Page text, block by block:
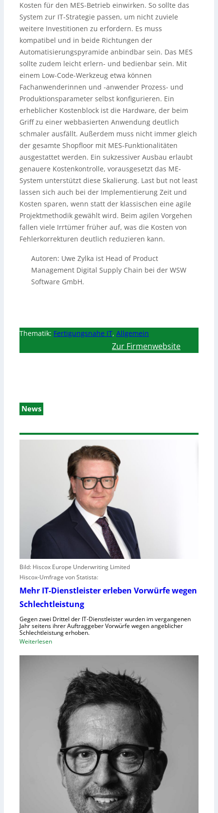
Kosten für den MES-Betrieb einwirken. So sollte das
System zur IT-Strategie passen, um nicht zuviele
weitere Investitionen zu erfordern. Es muss
kompatibel und in beide Richtungen der
Automatisierungspyramide anbindbar sein. Das MES
sollte zudem leicht erlern- und bedienbar sein. Mit
einem Low-Code-Werkzeug etwa können
Fachanwenderinnen und -anwender Prozess- und
Produktionsparameter selbst konfigurieren. Ein
erheblicher Kostenblock ist die Hardware, der beim
Griff zu einer webbasierten Anwendung deutlich
schmaler ausfällt. Außerdem muss nicht immer gleich
der gesamte Shopfloor mit MES-Funktionalitäten
ausgestattet werden. Ein sukzessiver Ausbau erlaubt
genauere Kostenkontrolle, vorausgesetzt das ME-
System unterstützt diese Skalierung. Last but not least
lassen sich auch bei der Implementierung Zeit und
Kosten sparen, wenn statt der klassischen eine agile
Projektmethodik gewählt wird. Beim agilen Vorgehen
fallen viele Irrtümer früher auf, was die Kosten von
Fehlerkorrekturen deutlich reduzieren kann.
Autoren: Uwe Zylka ist Head of Product
Management Digital Supply Chain bei der WSW
Software GmbH.
Thematik: Fertigungsnahe IT, Allgemein
Zur Firmenwebsite
News
Bild: Hiscox Europe Underwriting Limited
Hiscox-Umfrage von Statista:
Mehr IT-Dienstleister erleben Vorwürfe wegen
Schlechtleistung
Gegen zwei Drittel der IT-Dienstleister wurden im vergangenen
Jahr seitens ihrer Auftraggeber Vorwürfe wegen angeblicher
Schlechtleistung erhoben.
Weiterlesen: